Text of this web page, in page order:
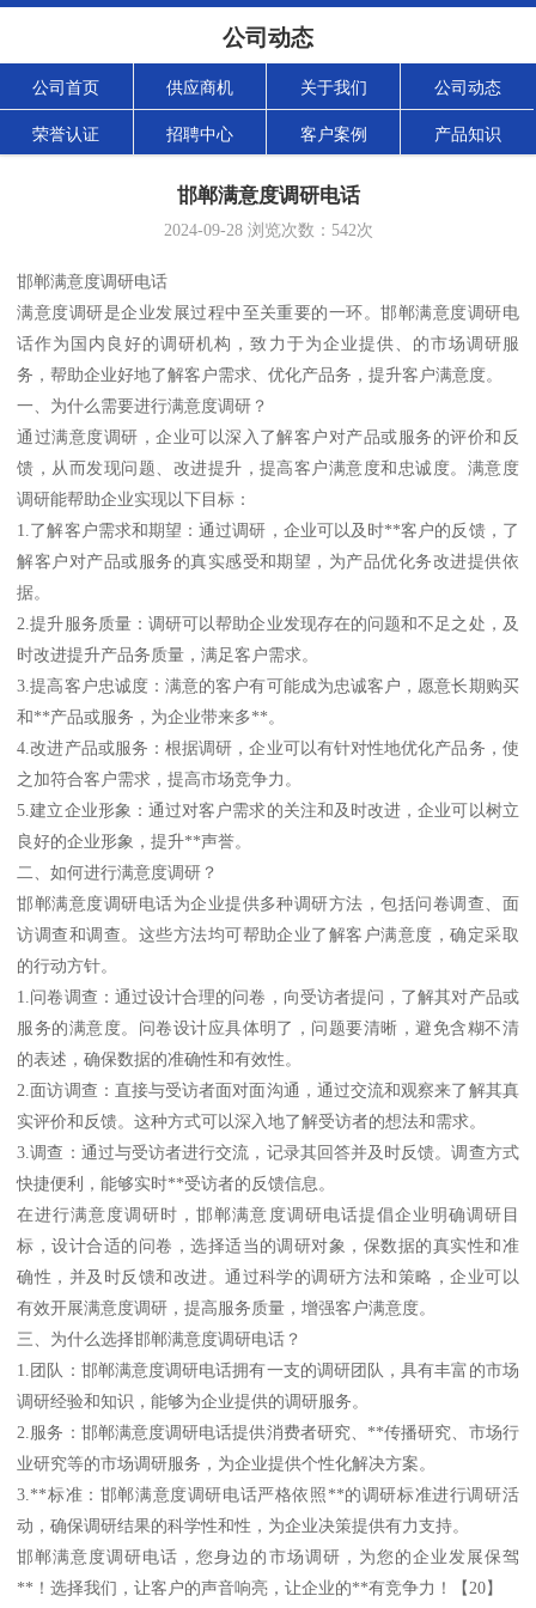
公司动态
公司首页 供应商机 关于我们 公司动态
荣誉认证 招聘中心 客户案例 产品知识
邯郸满意度调研电话
2024-09-28浏览次数： 542次
邯郸满意度调研电话
满意度调研是企业发展过程中至关重要的一环。邯郸满意度调研电
话作为国内良好的调研机构，致力于为企业提供、的市场调研服
务，帮助企业好地了解客户需求、优化产品务，提升客户满意度。
一、为什么需要进行满意度调研？
通过满意度调研，企业可以深入了解客户对产品或服务的评价和反
馈，从而发现问题、改进提升，提高客户满意度和忠诚度。满意度
调研能帮助企业实现以下目标：
1.了解客户需求和期望：通过调研，企业可以及时**客户的反馈，了
解客户对产品或服务的真实感受和期望，为产品优化务改进提供依
据。
2.提升服务质量：调研可以帮助企业发现存在的问题和不足之处，及
时改进提升产品务质量，满足客户需求。
3.提高客户忠诚度：满意的客户有可能成为忠诚客户，愿意长期购买
和**产品或服务，为企业带来多**。
4.改进产品或服务：根据调研，企业可以有针对性地优化产品务，使
之加符合客户需求，提高市场竞争力。
5.建立企业形象：通过对客户需求的关注和及时改进，企业可以树立
良好的企业形象，提升**声誉。
二、如何进行满意度调研？
邯郸满意度调研电话为企业提供多种调研方法，包括问卷调查、面
访调查和调查。这些方法均可帮助企业了解客户满意度，确定采取
的行动方针。
1.问卷调查：通过设计合理的问卷，向受访者提问，了解其对产品或
服务的满意度。问卷设计应具体明了，问题要清晰，避免含糊不清
的表述，确保数据的准确性和有效性。
2.面访调查：直接与受访者面对面沟通，通过交流和观察来了解其真
实评价和反馈。这种方式可以深入地了解受访者的想法和需求。
3.调查：通过与受访者进行交流，记录其回答并及时反馈。调查方式
快捷便利，能够实时**受访者的反馈信息。
在进行满意度调研时，邯郸满意度调研电话提倡企业明确调研目
标，设计合适的问卷，选择适当的调研对象，保数据的真实性和准
确性，并及时反馈和改进。通过科学的调研方法和策略，企业可以
有效开展满意度调研，提高服务质量，增强客户满意度。
三、为什么选择邯郸满意度调研电话？
1.团队：邯郸满意度调研电话拥有一支的调研团队，具有丰富的市场
调研经验和知识，能够为企业提供的调研服务。
2.服务：邯郸满意度调研电话提供消费者研究、**传播研究、市场行
业研究等的市场调研服务，为企业提供个性化解决方案。
3.**标准：邯郸满意度调研电话严格依照**的调研标准进行调研活
动，确保调研结果的科学性和性，为企业决策提供有力支持。
邯郸满意度调研电话，您身边的市场调研，为您的企业发展保驾
**！选择我们，让客户的声音响亮，让企业的**有竞争力！【20】